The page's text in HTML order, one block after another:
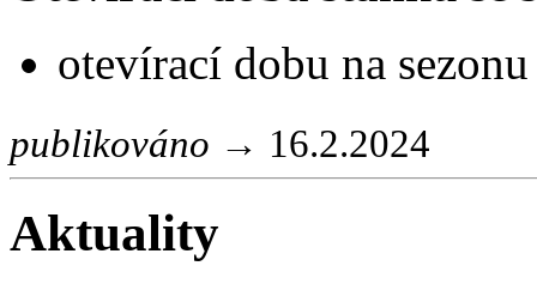
otevírací dobu na
publikováno → 16.2.2024
Aktuality